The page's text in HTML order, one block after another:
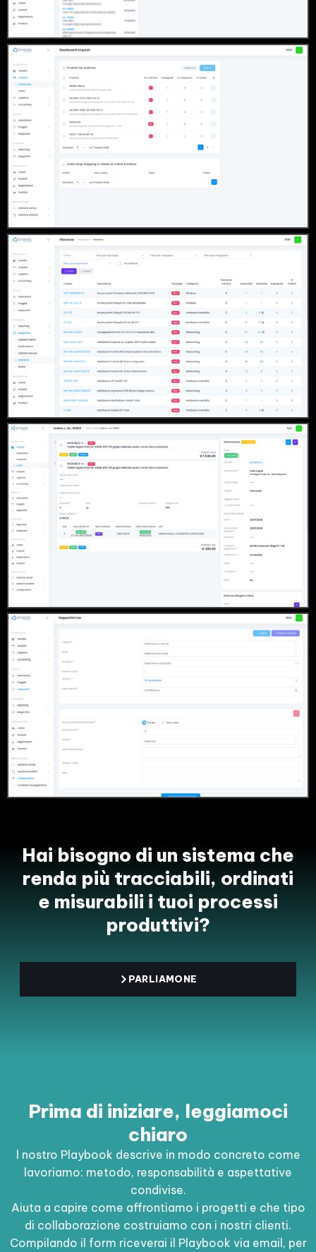
Hai bisogno di un sistema che
renda più tracciabili, ordinati
e misurabili i tuoi processi
produttivi?
PARLIAMONE
Prima di iniziare, leggiamoci
chiaro
l nostro Playbook descrive in modo concreto come
lavoriamo: metodo, responsabilità e aspettative
condivise.
Aiuta a capire come affrontiamo i progetti e che tipo
di collaborazione costruiamo con i nostri clienti.
Compilando il form riceverai il Playbook via email, per